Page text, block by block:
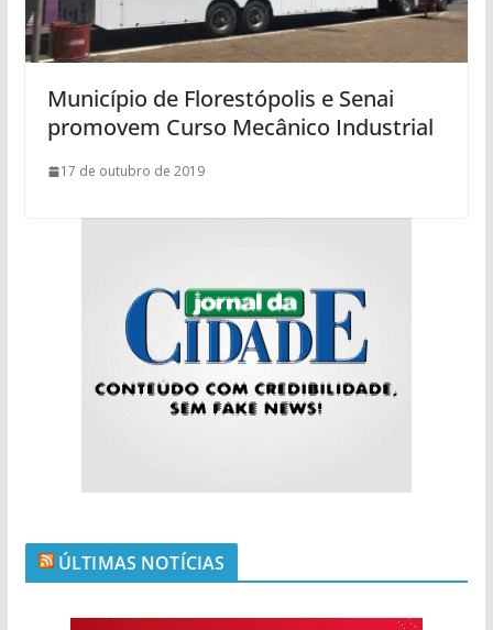
Município de Florestópolis e Senai
promovem Curso Mecânico Industrial
17 de outubro de 2019
ÚLTIMAS NOTÍCIAS